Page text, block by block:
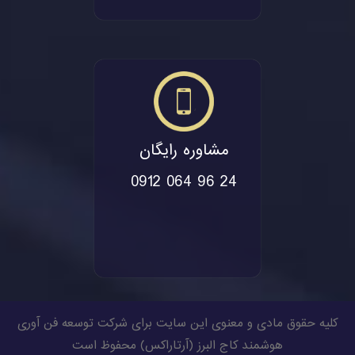
مشاوره رایگان
0912 064 96 24
کلیه حقوق مادی و معنوی این سایت برای شرکت توسعه فن آوری
هوشمند کاج البرز (آرتاراکس) محفوظ است